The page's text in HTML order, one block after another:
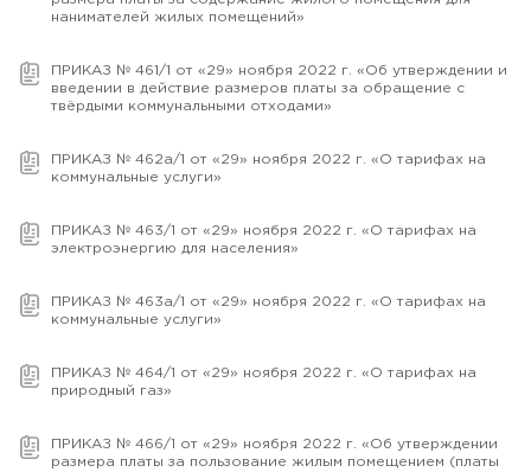
нанимателей жилых помещений»
ПРИКАЗ № 461/1 от «29» ноября 2022 г. «Об утверждении и
введении в действие размеров платы за обращение с
твёрдыми коммунальными отходами»
ПРИКАЗ № 462а/1 от «29» ноября 2022 г. «О тарифах на
коммунальные услуги»
ПРИКАЗ № 463/1 от «29» ноября 2022 г. «О тарифах на
электроэнергию для населения»
ПРИКАЗ № 463а/1 от «29» ноября 2022 г. «О тарифах на
коммунальные услуги»
ПРИКАЗ № 464/1 от «29» ноября 2022 г. «О тарифах на
природный газ»
ПРИКАЗ № 466/1 от «29» ноября 2022 г. «Об утверждении
размера платы за пользование жилым помещением (платы